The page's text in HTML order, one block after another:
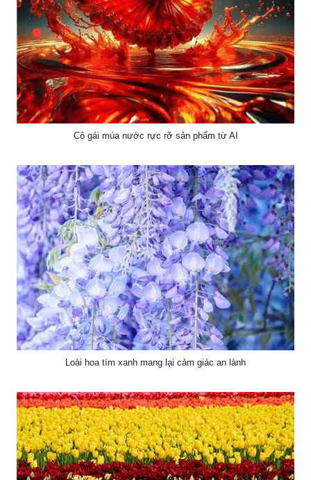
Cô gái múa nước rực rỡ sản phẩm từ AI
Loài hoa tím xanh mang lại cảm giác an lành